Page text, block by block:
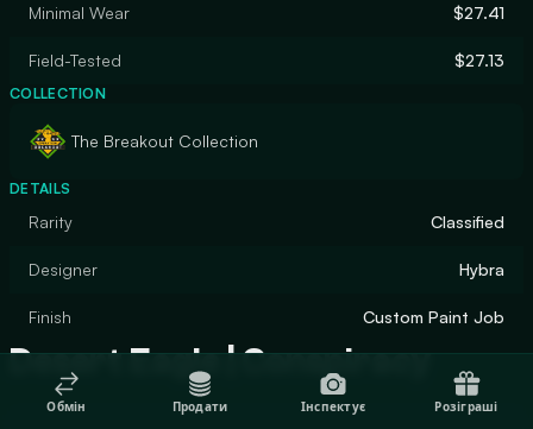
Minimal Wear $27.41
Field-Tested $27.13
COLLECTION
The Breakout Collection
DETAILS
Rarity Classified
Designer Hybra
Finish Custom Paint Job
Desert Eagle | Conspiracy
Обмін Продати Інспектує Розіграші